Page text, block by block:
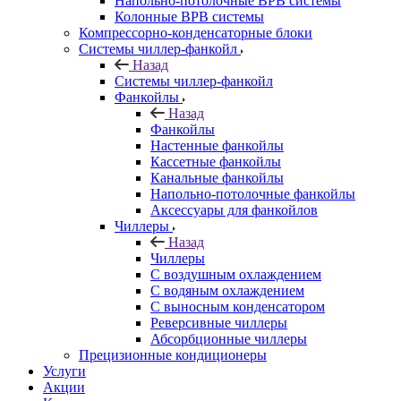
Колонные ВРВ системы
Компрессорно-конденсаторные блоки
Системы чиллер-фанкойл
Назад
Системы чиллер-фанкойл
Фанкойлы
Назад
Фанкойлы
Настенные фанкойлы
Кассетные фанкойлы
Канальные фанкойлы
Напольно-потолочные фанкойлы
Аксессуары для фанкойлов
Чиллеры
Назад
Чиллеры
С воздушным охлаждением
С водяным охлаждением
С выносным конденсатором
Реверсивные чиллеры
Абсорбционные чиллеры
Прецизионные кондиционеры
Услуги
Акции